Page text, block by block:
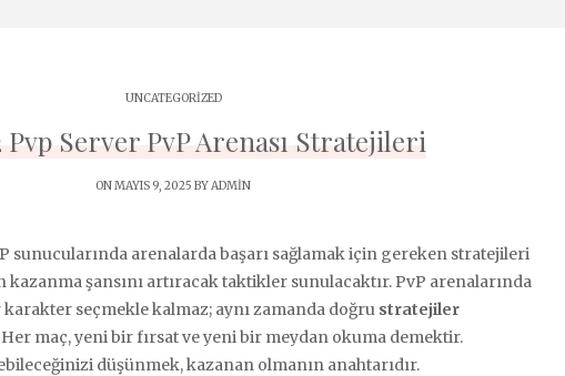
UNCATEGORIZED
Server PvP Arenası Stratejileri
ON MAYIS 9, 2025 BYADMIN
sunucularında arenalarda başarı sağlamak için gereken stratejileri
kazanma şansını artıracak taktikler sunulacaktır. PvP arenalarında
seçmekle kalmaz; aynı zamanda doğru stratejiler
maç, yeni bir fırsat ve yeni bir meydan okuma demektir.
düşünmek, kazanan olmanın anahtarıdır.